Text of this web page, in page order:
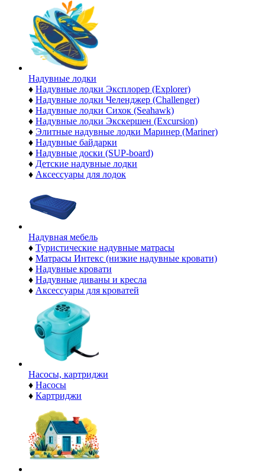
Надувные лодки
♦ Надувные лодки Эксплорер (Explorer)
♦ Надувные лодки Челенджер (Challenger)
♦ Надувные лодки Сихок (Seahawk)
♦ Надувные лодки Экскершен (Excursion)
♦ Элитные надувные лодки Маринер (Mariner)
♦ Надувные байдарки
♦ Надувные доски (SUP-board)
♦ Детские надувные лодки
♦ Аксессуары для лодок
Надувная мебель
♦ Туристические надувные матрасы
♦ Матрасы Интекс (низкие надувные кровати)
♦ Надувные кровати
♦ Надувные диваны и кресла
♦ Аксессуары для кроватей
Насосы, картриджи
♦ Насосы
♦ Картриджи